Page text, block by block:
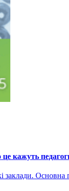
кажуть
заклади. Основна